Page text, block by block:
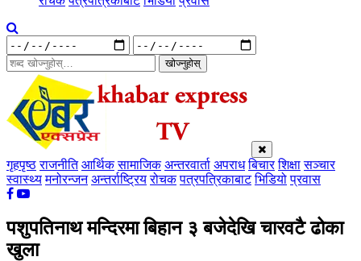
खोज्नुहोस्
गृहपृष्ठ राजनीति आर्थिक सामाजिक अन्तरवार्ता अपराध बिचार शिक्षा सञ्चार
स्वास्थ्य मनोरन्जन अन्तर्राष्ट्रिय रोचक पत्रपत्रिकाबाट भिडियो प्रवास
पशुपतिनाथ मन्दिरमा बिहान ३ बजेदेखि चारवटै ढोका
खुला